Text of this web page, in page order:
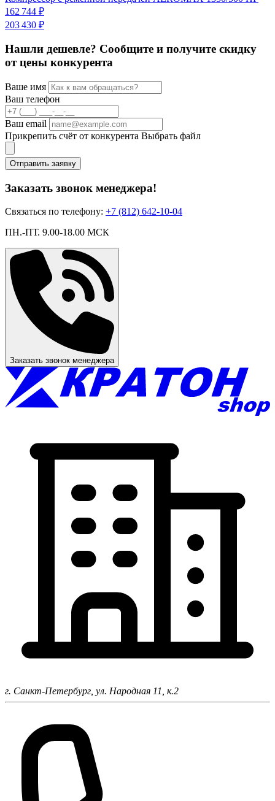
162 744 ₽
203 430 ₽
Нашли дешевле? Сообщите и получите скидку
от цены конкурента
Ваше имя
Ваш телефон
Ваш email
Прикрепить счёт от конкурента Выбрать файл
Отправить заявку
Заказать звонок менеджера!
Связаться по телефону: +7 (812) 642-10-04
ПН.-ПТ. 9.00-18.00 МСК
Заказать звонок менеджера
г. Санкт-Петербург, ул. Народная 11, к.2